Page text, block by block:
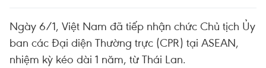
Ngày 6/1, Việt Nam đã tiếp nhận chức Chủ tịch Ủy
ban các Đại diện Thường trực (CPR) tại ASEAN,
nhiệm kỳ kéo dài 1 năm, từ Thái Lan.